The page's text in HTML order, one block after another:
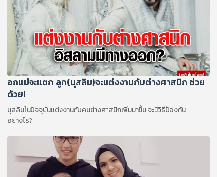
อกแม่จะแตก ลูก(มุสลิม)จะแต่งงานกับต่างศาสนิก ช่วย
ด้วย!
มุสลิมในปัจจุบันแต่งงานกับคนต่างศาสนิกเพิ่มมาขึ้น จะมีวิธีป้องกัน
อย่างไร?